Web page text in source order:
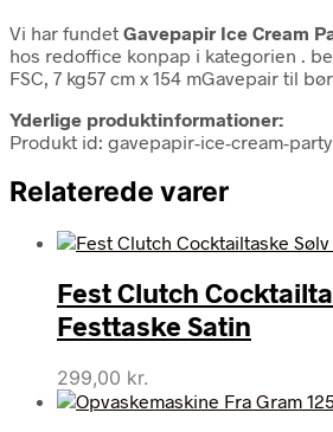
Vi har fundet Gavepapir Ice Cream
hos redoffice konpap i kategorien .
FSC, 7 kg57 cm x 154 mGavepair til
Yderlige produktinformationer:
Produkt id: gavepapir-ice-cream-party
Relaterede varer
Fest Clutch
Festtaske Satin
299,00 kr.